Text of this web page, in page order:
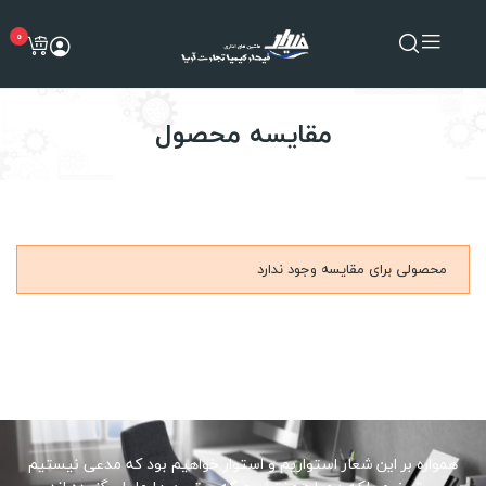
0
مقایسه محصول
محصولی برای مقایسه وجود ندارد
همواره بر این شعار استواریم و استوار خواهیم بود که مدعی نیستیم